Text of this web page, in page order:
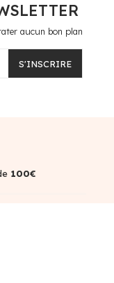
aucun bon plan
S'INSCRIRE
100€